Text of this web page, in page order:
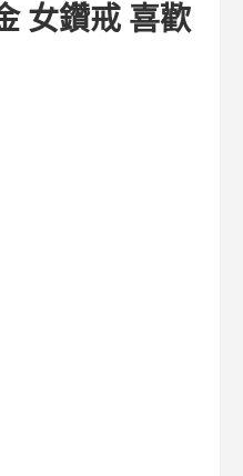
女鑽戒 喜歡